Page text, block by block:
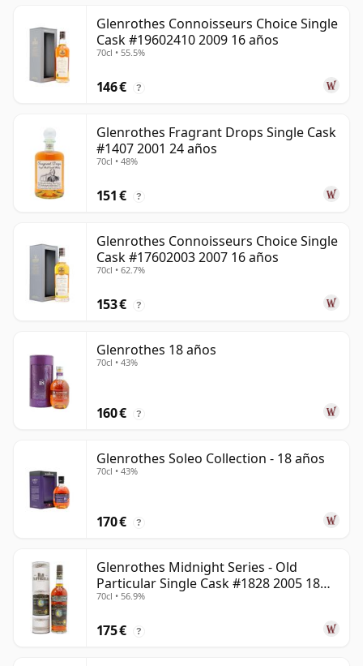
Glenrothes Connoisseurs Choice Single
Cask #19602410 2009 16 años
70cl • 55.5%
146 € ?
Glenrothes Fragrant Drops Single Cask
#1407 2001 24 años
70cl • 48%
151 € ?
Glenrothes Connoisseurs Choice Single
Cask #17602003 2007 16 años
70cl • 62.7%
153 € ?
Glenrothes 18 años
70cl • 43%
160 € ?
Glenrothes Soleo Collection - 18 años
70cl • 43%
170 € ?
Glenrothes Midnight Series - Old
Particular Single Cask #1828 2005 18
años
70cl • 56.9%
175 € ?